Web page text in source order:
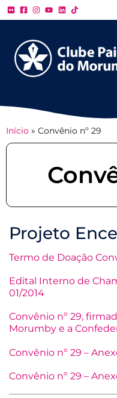
Início » Convênio nº 29
Projeto
Termo de Doação
Edital Interno de
01/2014
Convênio nº 29,
Morumby e a
Convênio nº 29 –
Convênio nº 29 –